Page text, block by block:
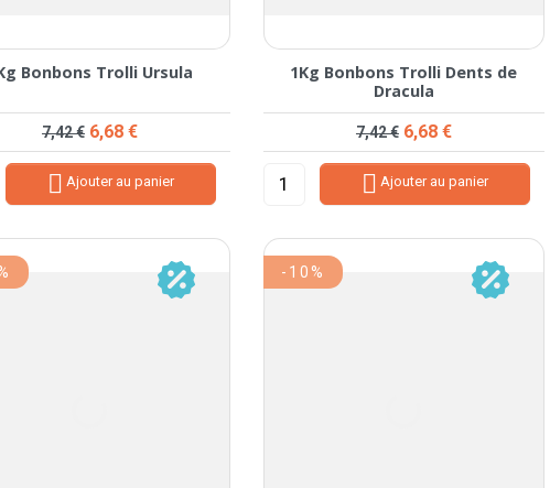
Bonbons Trolli Ursula
Prix de base
7,42 € Prix
6,68 €
 Ajouter au panier
1Kg Bonbons Trolli Dents de
Dracula
Prix de base
7,42 € Prix
6,68 €
 Ajouter au panier
-10%